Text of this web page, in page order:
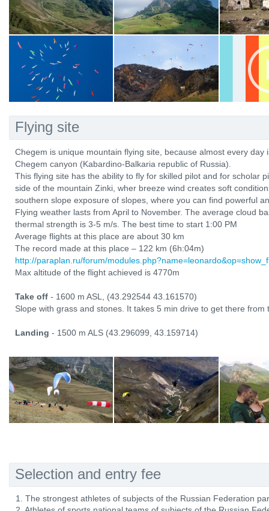
Flying site
Chegem is unique mountain flying site, because almost every day
Chegem canyon (Kabardino-Balkaria republic of Russia).
This flying site has the ability to fly for skilled pilot and for scholar
side of the mountain Zinki, wher breeze wind creates soft
southern slope exposure of slopes, where you can find powerful
Flying weather lasts from April to November. The average cloud
thermal strength is 3-5 m/s. The best time to start 1:00 PM
Average flights at this place are about 30 km
The record made at this place – 122 km (6h:04m)
http://paraplan.ru/forum/
Max altitude of the flight achieved is 4770m
Take off - 1600 m ASL, (43.292544 43.161570)
Slope with grass and stones. It takes 5 min drive to get there from
Landing - 1500 m ALS (43.296099, 43.159714)
Selection and entry fee
1. The strongest athletes of subjects of the Russian Federation